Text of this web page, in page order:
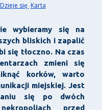
Dzieje się Karta
wybieramy się na
bliskich i zapalić
się tłoczno. Na czas
zmieni się
korków, warto
miejskiej. Jest
się po dwóch
przed